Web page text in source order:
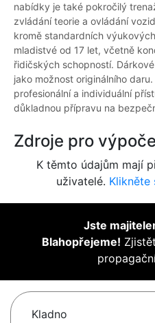
nabídky je také pokročilý
zvládání teorie a ovládání
kromě standardních
mladistvé od 17 let, včetně
řidičských schopností.
jako možnost originálního
profesionální a individuální
důkladnou přípravu na
Zdroje pro
K těmto údajům mají
uživatelé. Klikněte
Jste
Blahopřejeme!
Kladno